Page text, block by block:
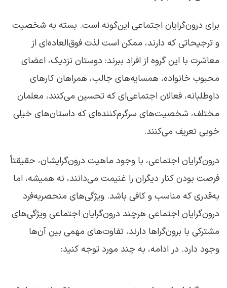
برای درون‌گرایان اجتماعی این‌گونه است. بسته به شخصیت
و ترجیحاتی که دارند، ممکن است لذت فوق‌العاده‌ای از
معاشرت با این گروه از افراد ببرند: دوستان نزدیک، اعضای
محبوب خانواده، همسایه‌های جالب، همراهان کارهای
داوطلبانه، فعالان اجتماعی‌ای که تحسین می‌کنند، معلمان
مختلف، شخصیت‌های سرگرم‌کننده‌ای که داستان‌های خیلی
خوبی تعریف می‌کنند.
درون‌گرایان اجتماعی، با وجود ماهیت درون‌گرایشان، حقیقتاً
فرصت بودن کنار دیگران را غنیمت می‌دانند، نه همیشه، اما
به‌قدری که مناسب و کافی باشد. ویژگی‌های منحصربه‌فرد
درون‌گرایان اجتماعی هرچند درون‌گرایان اجتماعی ویژگی‌های
مشترکی با برون‌گراها دارند، تفاوت‌های مهمی بین آن‌ها
وجود دارد. در ادامه، به چند مورد توجه کنید: